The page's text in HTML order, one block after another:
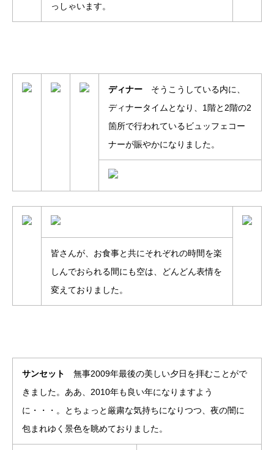
っしゃいます。
ディナー そうこうしている内に、
ディナータイムとなり、1階と2階の2
箇所で行われているビュッフェコー
ナーが賑やかになりました。
皆さんが、お食事と共にそれぞれの時間を楽
しんでおられる間にも空は、どんどん表情を
変えておりました。
サンセット 無事2009年最後の美しい夕日を拝むことがで
きました。ああ、2010年も良い年になりますよう
に・・・。とちょっと厳粛な気持ちになりつつ、夜の闇に
包まれゆく景色を眺めておりました。